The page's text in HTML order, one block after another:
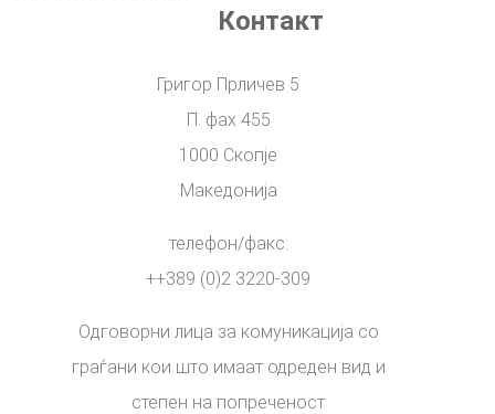
Контакт
Григор Прличев 5
П. фах 455
1000 Скопје
Македонија
телефон/факс:
++389 (0)2 3220-309
Одговорни лица за комуникација со
граѓани кои што имаат одреден вид и
степен на попреченост